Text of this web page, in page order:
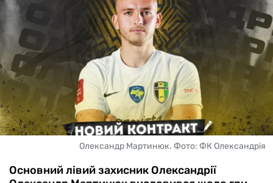
Олександр Мартинюк. Фото: ФК Олександрія
Основний лівий захисник Олександрії